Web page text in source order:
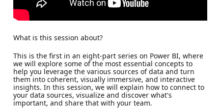
What is this session about?
This is the first in an eight-part series on Power BI, where
we will explore some of the most essential concepts to
help you leverage the various sources of data and turn
them into coherent, visually immersive, and interactive
insights. In this session, we will explain how to connect to
your data sources, visualize and discover what's
important, and share that with your team.